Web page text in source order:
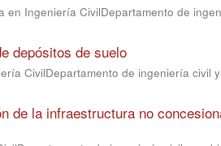
en Ingeniería CivilDepartamento de
depósitos de suelo
CivilDepartamento de ingeniería civil y
de la infraestructura no